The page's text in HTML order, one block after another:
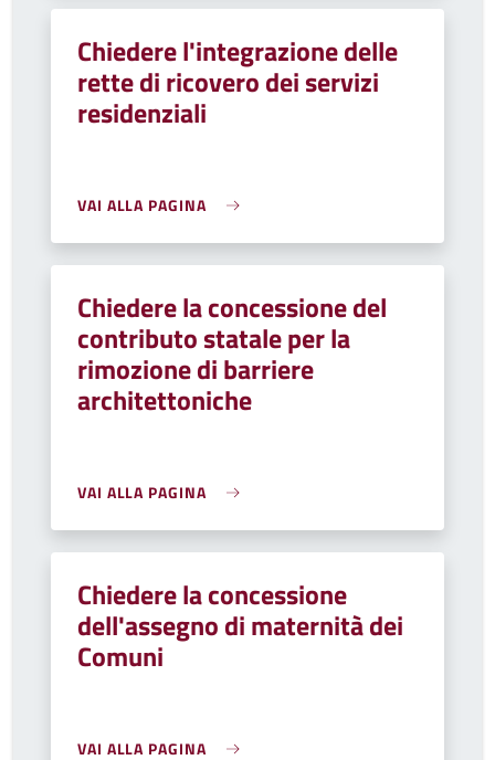
Chiedere l'integrazione delle
rette di ricovero dei servizi
residenziali
VAI ALLA PAGINA
Chiedere la concessione del
contributo statale per la
rimozione di barriere
architettoniche
VAI ALLA PAGINA
Chiedere la concessione
dell'assegno di maternità dei
Comuni
VAI ALLA PAGINA